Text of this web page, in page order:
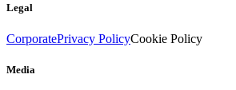
Legal
CorporatePrivacy PolicyCookie Policy
Media